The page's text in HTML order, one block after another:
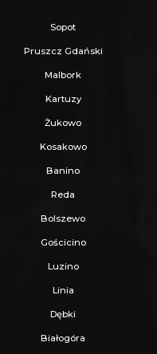
pomoc w
przy zakupie
są objęte
Ofertę
na naszej
Sopot
Pruszcz Gdański
Malbork
Kartuzy
Żukowo
Kosakowo
Banino
Reda
Bolszewo
Gościcino
Luzino
Linia
Dębki
Białogóra